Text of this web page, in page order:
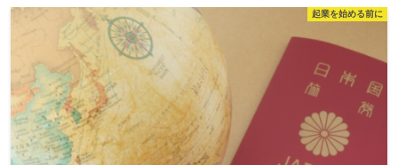
起業を始める前に